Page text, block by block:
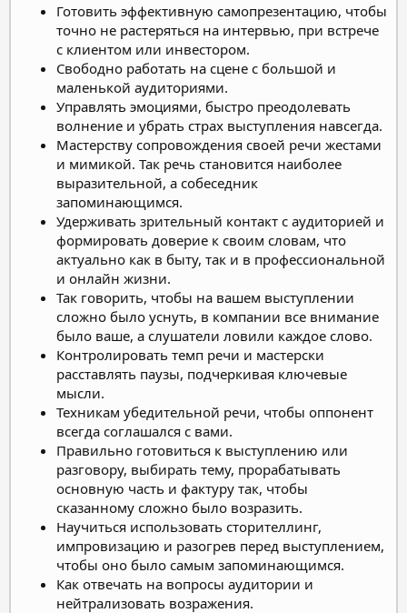
Готовить эффективную самопрезентацию, чтобы
точно не растеряться на интервью, при встрече
с клиентом или инвестором.
Свободно работать на сцене с большой и
маленькой аудиториями.
Управлять эмоциями, быстро преодолевать
волнение и убрать страх выступления навсегда.
Мастерству сопровождения своей речи жестами
и мимикой. Так речь становится наиболее
выразительной, а собеседник
запоминающимся.
Удерживать зрительный контакт с аудиторией и
формировать доверие к своим словам, что
актуально как в быту, так и в профессиональной
и онлайн жизни.
Так говорить, чтобы на вашем выступлении
сложно было уснуть, в компании все внимание
было ваше, а слушатели ловили каждое слово.
Контролировать темп речи и мастерски
расставлять паузы, подчеркивая ключевые
мысли.
Техникам убедительной речи, чтобы оппонент
всегда соглашался с вами.
Правильно готовиться к выступлению или
разговору, выбирать тему, прорабатывать
основную часть и фактуру так, чтобы
сказанному сложно было возразить.
Научиться использовать сторителлинг,
импровизацию и разогрев перед выступлением,
чтобы оно было самым запоминающимся.
Как отвечать на вопросы аудитории и
нейтрализовать возражения.